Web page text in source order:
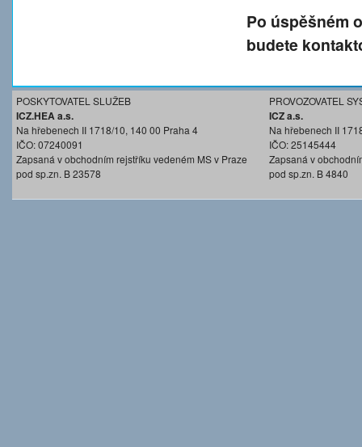
Po úspěšném
budete
POSKYTOVATEL SLUŽEB
ICZ.HEA a.s.
Na hřebenech II 1718/10, 140 00 Praha 4
IČO: 07240091
Zapsaná v obchodním rejstříku vedeném MS v Praze
pod sp.zn. B 23578
PROVOZOVATEL
ICZ a.s.
Na hřebenech II
IČO: 25145444
Zapsaná v
pod sp.zn. B 4840